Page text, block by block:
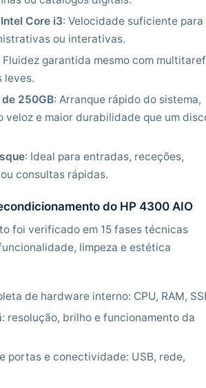
Core i3: Velocidade suficiente para
ou interativas.
Fluidez garantida mesmo com
leves.
de 250GB: Arranque rápido do sistema,
veloz e maior durabilidade que um
: Ideal para entradas, receções,
consultas rápidas.
do HP 4300 AIO
foi verificado em 15 fases técnicas
limpeza e estética
de hardware interno: CPU, RAM,
resolução, brilho e funcionamento da
portas e conectividade: USB, rede,